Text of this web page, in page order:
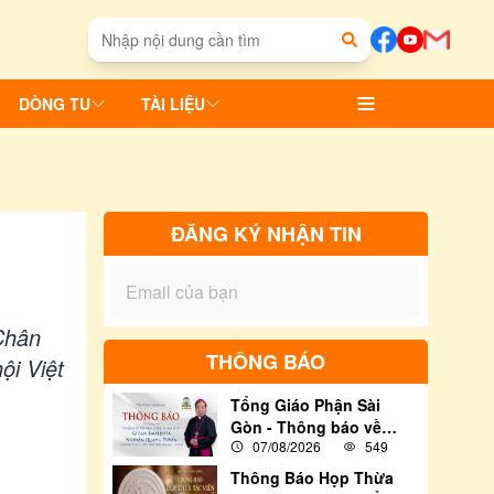
DÒNG TU TÀI LIỆU
Việt
ĐĂNG KÝ NHẬN TIN
THÔNG BÁO
Tổng Giáo Phận Sài
Gòn - Thông báo về
việc tham dự Thánh lễ
Truyền chức Giám Mục
07/08/2026 549
Thông Báo Họp Thừa